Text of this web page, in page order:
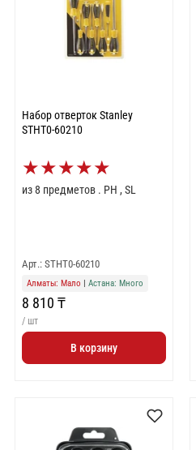
Набор отверток Stanley
STHT0-60210
★★★★★
из 8 предметов . PH , SL
Арт.: STHT0-60210
Алматы: Мало Астана: Много
8 810 ₸
/ шт
В корзину